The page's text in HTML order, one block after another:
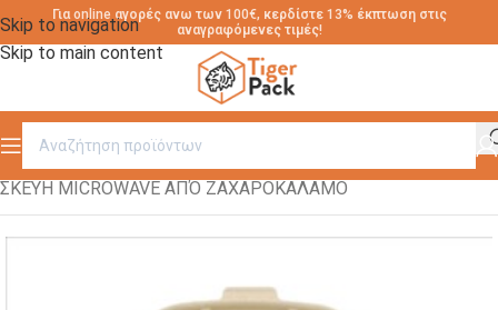
Skip to navigation
Skip to main content
Για online αγορές ανω των 100€, κερδίστε 13% έκπτωση στις
αναγραφόμενες τιμές!
Αρχική σελίδα / ΣΚΕΥΗ ΑΠΟ ΖΑΧΑΡΟΚΑΛΑΜΟ
ΣΚΕΥΗ MICROWAVE ΑΠΌ ΖΑΧΑΡΟΚΑΛΑΜΟ